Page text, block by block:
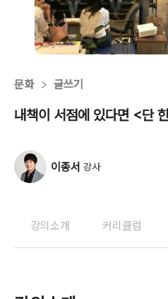
문화 글쓰기
내책이 서점에 있다면 <단
이종서 강사
강의소개 커리큘럼